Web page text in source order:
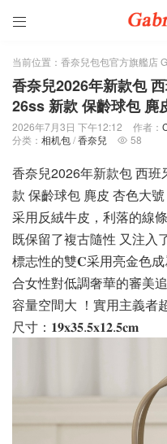

当前位置： 香奈兒包包官方旗艦店
香奈兒2026年新款包
26ss 新款 保齡球包 麂
2026年7月3日 下午12:12 作者：
分类： 相机包/香奈兒  58
香奈兒2026年新款包 西
款 保齡球包 麂皮 杏色大號
采用反絨牛皮，利落的線
既保留了複古隨性 又注入
標志性的雙𝐂采用亮金色
合女性對低調奢華的審美
容量空間大 ！實用主義者
尺寸：𝟏𝟗𝐱𝟑𝟓.𝟓𝐱𝟏𝟐.𝟓𝐜𝐦